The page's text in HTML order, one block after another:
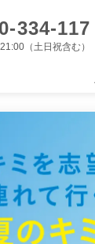
334-117
（土日祝含む）